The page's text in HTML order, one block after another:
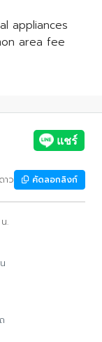
appliances
area fee
าว คัดลอกลิงก์
.